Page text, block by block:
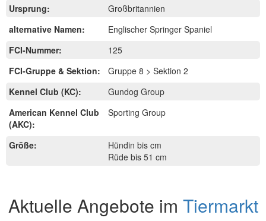
Ursprung:
Großbritannien
alternative Namen:
Englischer Springer Spaniel
FCI-Nummer:
125
FCI-Gruppe & Sektion:
Gruppe 8 > Sektion 2
Kennel Club (KC):
Gundog Group
American Kennel Club
(AKC):
Sporting Group
Größe:
Hündin bis cm
Rüde bis 51 cm
Aktuelle Angebote im Tiermarkt